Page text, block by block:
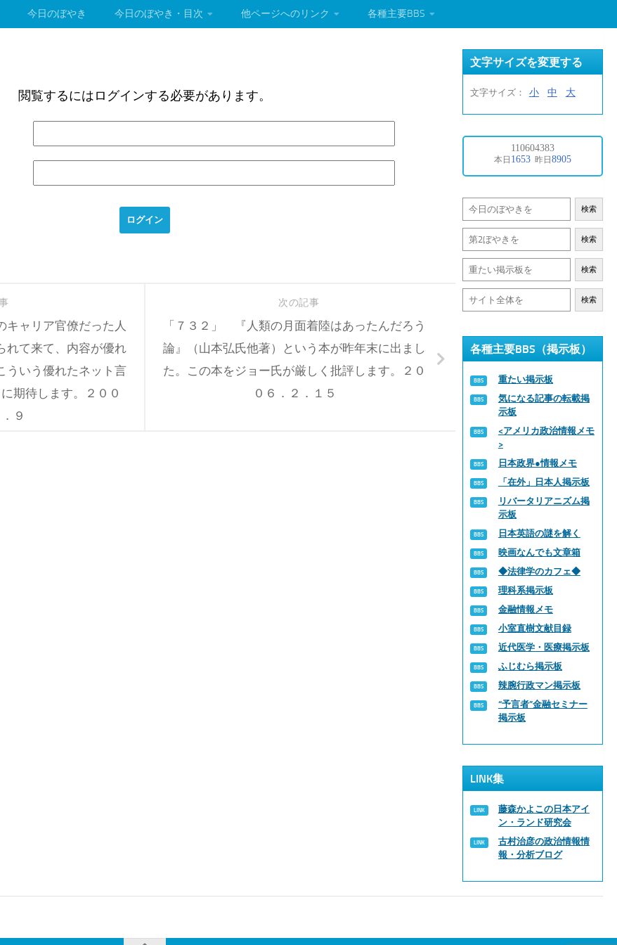
今日のぼやき 今日のぼやき・目次 他ページへのリンク 各種主要BBS
閲覧するにはログインする必要があります。
次の記事
「７３２」 『人類の月面着陸はあったんだろう
論』（山本弘氏他著）という本が昨年末に出まし
た。この本をジョー氏が厳しく批評します。２０
０６．２．１５
ャリア官僚だった人
れて来て、内容が優れ
ういう優れたネット言
期待します。２００
９
文字サイズを変更する
文字サイズ： 小 中 大
検索
検索
検索
検索
各種主要BBS（掲示板）
重たい掲示板
気になる記事の転載掲
示板
<アメリカ政治情報メモ
>
日本政界●情報メモ
「在外」日本人掲示板
リバータリアニズム掲
示板
日本英語の謎を解く
映画なんでも文章箱
◆法律学のカフェ◆
理科系掲示板
金融情報メモ
小室直樹文献目録
近代医学・医療掲示板
ふじむら掲示板
辣腕行政マン掲示板
“予言者”金融セミナー
掲示板
LINK集
藤森かよこの日本アイ
ン・ランド研究会
古村治彦の政治情報情
報・分析ブログ